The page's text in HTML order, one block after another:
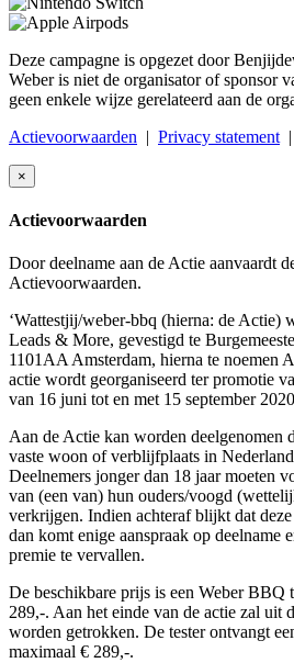
Deze campagne is opgezet door
Weber is niet de organisator of sponsor
geen enkele wijze gerelateerd aan de
Actievoorwaarden | Privacy statement |
×
Actievoorwaarden
Door deelname aan de Actie aanvaardt
Actievoorwaarden.
‘Wattestjij/weber-bbq (hierna: de Actie)
Leads & More, gevestigd te
1101AA Amsterdam, hierna te
actie wordt georganiseerd ter promotie
van 16 juni tot en met 15 september
Aan de Actie kan worden deelgenomen
vaste woon of verblijfplaats in
Deelnemers jonger dan 18 jaar moeten
van (een van) hun ouders/voogd
verkrijgen. Indien achteraf blijkt dat
dan komt enige aanspraak op deelname
premie te vervallen.
De beschikbare prijs is een Weber BBQ
289,-. Aan het einde van de actie zal uit
worden getrokken. De tester ontvangt
maximaal € 289,-.